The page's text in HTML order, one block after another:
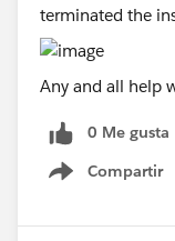
terminated the
Any and all help
0 Me gusta
Compartir
Show menu